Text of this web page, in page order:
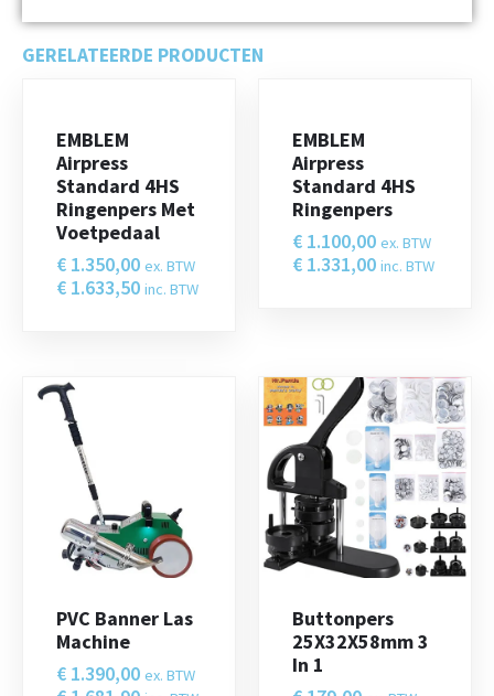
GERELATEERDE PRODUCTEN
EMBLEM
Airpress
Standard 4HS
Ringenpers Met
Voetpedaal
€ 1.350,00 ex. BTW
€ 1.633,50 inc. BTW
EMBLEM
Airpress
Standard 4HS
Ringenpers
€ 1.100,00 ex. BTW
€ 1.331,00 inc. BTW
PVC Banner Las
Machine
€ 1.390,00 ex. BTW
Buttonpers
25X32X58mm 3
In 1